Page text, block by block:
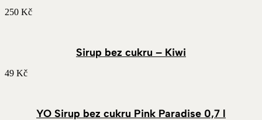
250 Kč
Sirup bez cukru – Kiwi
49 Kč
YO Sirup bez cukru Pink Paradise 0,7 l